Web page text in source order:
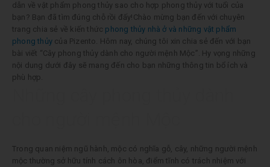
dẫn về vật phẩm phong thủy sao cho hợp phong thủy với tuổi của
bạn? Bạn đã tìm đúng chỗ rồi đấy!Chào mừng bạn đến với chuyên
trang chia sẻ về kiến thức phong thủy nhà ở và những vật phẩm
phong thủy của Pizento. Hôm nay, chúng tôi xin chia sẻ đến với bạn
bài viết “Cây phong thủy dành cho người mệnh Mộc” . Hy vọng những
nội dung dưới đây sẽ mang đến cho bạn những thông tin bổ ích và
phù hợp.
Trong quan niệm ngũ hành, mộc có nghĩa gỗ, cây, những người mệnh
mộc thường sở hữu tính cách ôn hòa, điểm tĩnh có trách nhiệm với